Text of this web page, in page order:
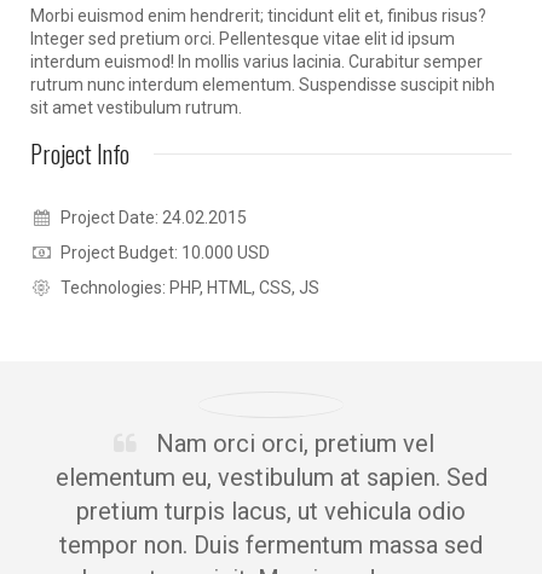
Morbi euismod enim hendrerit; tincidunt elit et, finibus risus?
Integer sed pretium orci. Pellentesque vitae elit id ipsum
interdum euismod! In mollis varius lacinia. Curabitur semper
rutrum nunc interdum elementum. Suspendisse suscipit nibh
sit amet vestibulum rutrum.
Project Info
Project Date: 24.02.2015
Project Budget: 10.000 USD
Technologies: PHP, HTML, CSS, JS
Nam orci orci, pretium vel
elementum eu, vestibulum at sapien. Sed
pretium turpis lacus, ut vehicula odio
tempor non. Duis fermentum massa sed